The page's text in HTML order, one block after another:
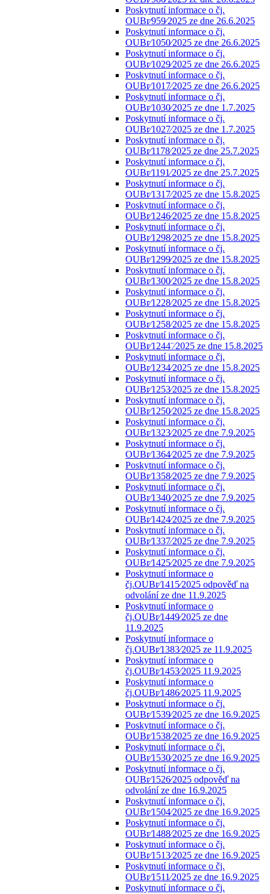
Poskytnutí informace o čj.
OUBr⁄959⁄2025 ze dne 26.6.2025
Poskytnutí informace o čj.
OUBr⁄1050⁄2025 ze dne 26.6.2025
Poskytnutí informace o čj.
OUBr⁄1029⁄2025 ze dne 26.6.2025
Poskytnutí informace o čj.
OUBr⁄1017⁄2025 ze dne 26.6.2025
Poskytnutí informace o čj.
OUBr⁄1030⁄2025 ze dne 1.7.2025
Poskytnutí informace o čj.
OUBr⁄1027⁄2025 ze dne 1.7.2025
Poskytnutí informace o čj.
OUBr⁄1178⁄2025 ze dne 25.7.2025
Poskytnutí informace o čj.
OUBr⁄1191⁄2025 ze dne 25.7.2025
Poskytnutí informace o čj.
OUBr⁄1317⁄2025 ze dne 15.8.2025
Poskytnutí informace o čj.
OUBr⁄1246⁄2025 ze dne 15.8.2025
Poskytnutí informace o čj.
OUBr⁄1298⁄2025 ze dne 15.8.2025
Poskytnutí informace o čj.
OUBr⁄1299⁄2025 ze dne 15.8.2025
Poskytnutí informace o čj.
OUBr⁄1300⁄2025 ze dne 15.8.2025
Poskytnutí informace o čj.
OUBr⁄1228⁄2025 ze dne 15.8.2025
Poskytnutí informace o čj.
OUBr⁄1258⁄2025 ze dne 15.8.2025
Poskytnutí informace o čj.
OUBr⁄1244¨⁄2025 ze dne 15.8.2025
Poskytnutí informace o čj.
OUBr⁄1234⁄2025 ze dne 15.8.2025
Poskytnutí informace o čj.
OUBr⁄1253⁄2025 ze dne 15.8.2025
Poskytnutí informace o čj.
OUBr⁄1250⁄2025 ze dne 15.8.2025
Poskytnutí informace o čj.
OUBr⁄1323⁄2025 ze dne 7.9.2025
Poskytnutí informace o čj.
OUBr⁄1364⁄2025 ze dne 7.9.2025
Poskytnutí informace o čj.
OUBr⁄1358⁄2025 ze dne 7.9.2025
Poskytnutí informace o čj.
OUBr⁄1340⁄2025 ze dne 7.9.2025
Poskytnutí informace o čj.
OUBr⁄1424⁄2025 ze dne 7.9.2025
Poskytnutí informace o čj.
OUBr⁄1337⁄2025 ze dne 7.9.2025
Poskytnutí informace o čj.
OUBr⁄1425⁄2025 ze dne 7.9.2025
Poskytnutí informace o
čj.OUBr⁄1415⁄2025 odpověď na
odvolání ze dne 11.9.2025
Poskytnutí informace o
čj.OUBr⁄1449⁄2025 ze dne
11.9.2025
Poskytnutí informace o
čj.OUBr⁄1383⁄2025 ze 11.9.2025
Poskytnutí informace o
čj.OUBr⁄1453⁄2025 11.9.2025
Poskytnutí informace o
čj.OUBr⁄1486⁄2025 11.9.2025
Poskytnutí informace o čj.
OUBr⁄1539⁄2025 ze dne 16.9.2025
Poskytnutí informace o čj.
OUBr⁄1538⁄2025 ze dne 16.9.2025
Poskytnutí informace o čj.
OUBr⁄1530⁄2025 ze dne 16.9.2025
Poskytnutí informace o čj.
OUBr⁄1526⁄2025 odpověď na
odvolání ze dne 16.9.2025
Poskytnutí informace o čj.
OUBr⁄1504⁄2025 ze dne 16.9.2025
Poskytnutí informace o čj.
OUBr⁄1488⁄2025 ze dne 16.9.2025
Poskytnutí informace o čj.
OUBr⁄1513⁄2025 ze dne 16.9.2025
Poskytnutí informace o čj.
OUBr⁄1511⁄2025 ze dne 16.9.2025
Poskytnutí informace o čj.